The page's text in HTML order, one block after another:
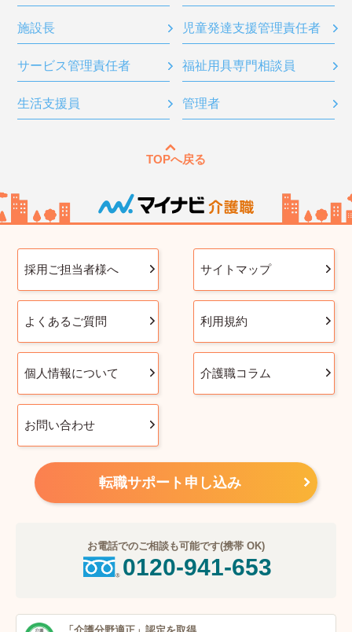
施設長 児童発達支援管理責任者
サービス管理責任者 福祉用具専門相談員
生活支援員 管理者
TOPへ戻る
採用ご担当者様へ サイトマップ
よくあるご質問 利用規約
個人情報について 介護職コラム
お問い合わせ
転職サポート申し込み
お電話でのご相談も可能です(携帯 OK)
0120-941-653